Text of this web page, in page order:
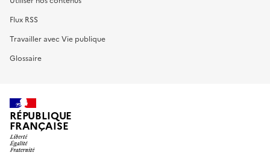
Flux RSS
Travailler avec Vie publique
Glossaire
RÉPUBLIQUE
FRANÇAISE